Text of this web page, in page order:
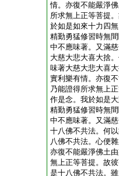
情。亦復不能嚴淨
所求無上正等菩提
於如是如來十力四
精勤勇猛修習時無
中不應味著。又滿
大慈大悲大喜大捨
味著大慈大悲大喜
實利樂有情。亦復
乃能證得所求無上
作是念。我於如是
精勤勇猛修習時無
中不應味著。又滿
十八佛不共法。何
八佛不共法。心便
亦復不能嚴淨佛土
無上正等菩提。故
是十八佛不共法。